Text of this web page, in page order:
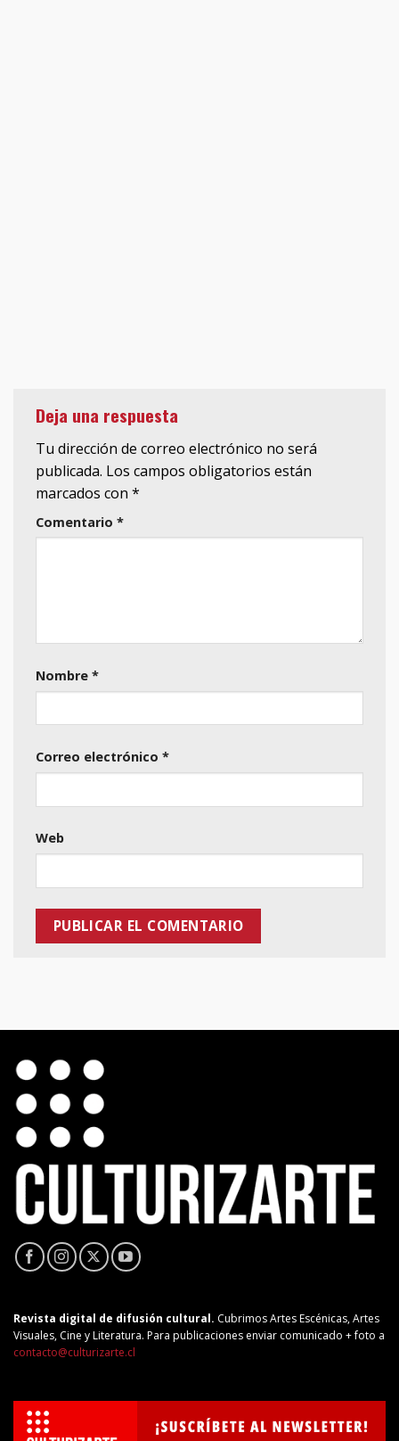
Deja una respuesta
Tu dirección de correo electrónico no será
publicada. Los campos obligatorios están
marcados con *
Comentario *
Nombre *
Correo electrónico *
Web
Revista digital de difusión cultural. Cubrimos Artes Escénicas, Artes
Visuales, Cine y Literatura. Para publicaciones enviar comunicado + foto a
contacto@culturizarte.cl